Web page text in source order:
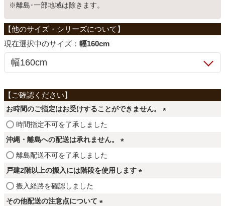
ホームオフィス
こたつ
カーテン
ラグ
※離島･一部地域は除きます。
サイズ： 幅160cm
お時間のご指定はお受けすることができません。
時間指定不可を了承しました
沖縄・離島への配送は承れません。
必
離島配送不可を了承しました
戸建2階以上の搬入には階段を使用します
搬入経路を確認しました
その他配送の注意点について